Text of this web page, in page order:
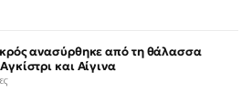
ανασύρθηκε από τη θάλασσα
και Αίγινα